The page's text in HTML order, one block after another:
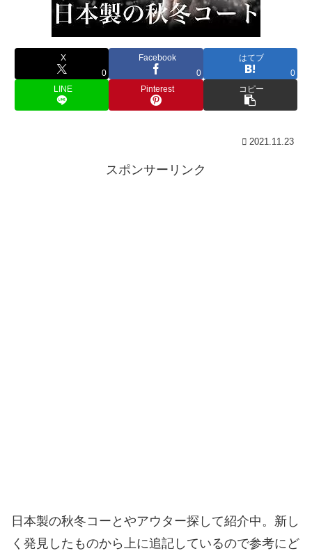
X
0
Facebook
0
はてブ
0
LINE
Pinterest コピー
2021.11.23
スポンサーリンク
日本製の秋冬コーとやアウター探して紹介中。新し
く発見したものから上に追記しているので参考にど